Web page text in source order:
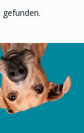
gefunden.